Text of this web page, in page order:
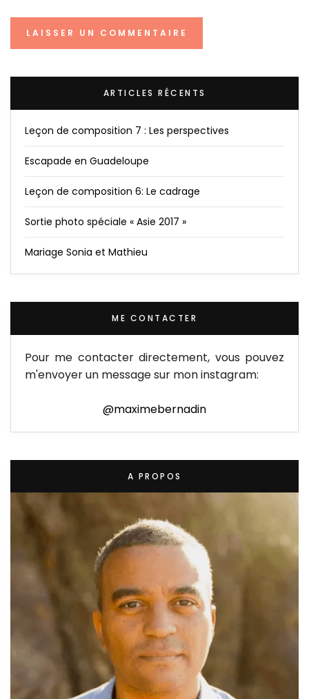
ARTICLES RÉCENTS
Leçon de composition 7 : Les perspectives
Escapade en Guadeloupe
Leçon de composition 6: Le cadrage
Sortie photo spéciale « Asie 2017 »
Mariage Sonia et Mathieu
ME CONTACTER
Pour me contacter directement, vous pouvez
m'envoyer un message sur mon instagram:
@maximebernadin
A PROPOS